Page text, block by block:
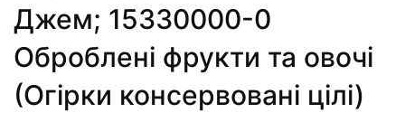
Джем; 15330000-0
Оброблені фрукти та овочі
(Огірки консервовані цілі)